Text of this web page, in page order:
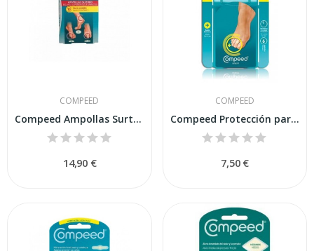
COMPEED
Compeed Ampollas Surtido 3 Tamaños 10ud
14,90 €
COMPEED
Compeed Protección para Callos entre Dedos 10uds
7,50 €